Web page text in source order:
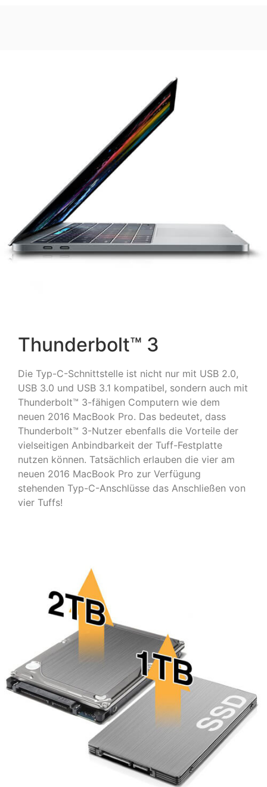
Thunderbolt™ 3
Die Typ-C-Schnittstelle ist nicht nur mit USB 2.0,
USB 3.0 und USB 3.1 kompatibel, sondern auch mit
Thunderbolt™ 3-fähigen Computern wie dem
neuen 2016 MacBook Pro. Das bedeutet, dass
Thunderbolt™ 3-Nutzer ebenfalls die Vorteile der
vielseitigen Anbindbarkeit der Tuff-Festplatte
nutzen können. Tatsächlich erlauben die vier am
neuen 2016 MacBook Pro zur Verfügung
stehenden Typ-C-Anschlüsse das Anschließen von
vier Tuffs!